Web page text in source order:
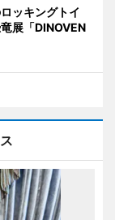
ッキングトイ
展「DINOVEN